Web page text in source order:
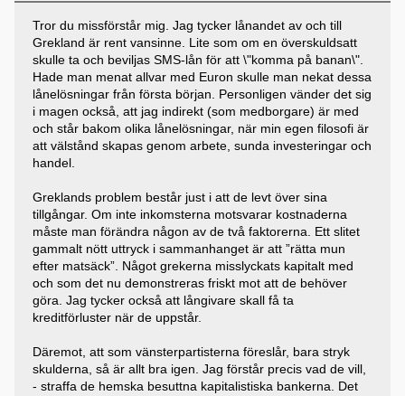
Tror du missförstår mig. Jag tycker lånandet av och till
Grekland är rent vansinne. Lite som om en överskuldsatt
skulle ta och beviljas SMS-lån för att \"komma på banan\".
Hade man menat allvar med Euron skulle man nekat dessa
lånelösningar från första början. Personligen vänder det sig
i magen också, att jag indirekt (som medborgare) är med
och står bakom olika lånelösningar, när min egen filosofi är
att välstånd skapas genom arbete, sunda investeringar och
handel.
Greklands problem består just i att de levt över sina
tillgångar. Om inte inkomsterna motsvarar kostnaderna
måste man förändra någon av de två faktorerna. Ett slitet
gammalt nött uttryck i sammanhanget är att ”rätta mun
efter matsäck”. Något grekerna misslyckats kapitalt med
och som det nu demonstreras friskt mot att de behöver
göra. Jag tycker också att långivare skall få ta
kreditförluster när de uppstår.
Däremot, att som vänsterpartisterna föreslår, bara stryk
skulderna, så är allt bra igen. Jag förstår precis vad de vill,
- straffa de hemska besuttna kapitalistiska bankerna. Det